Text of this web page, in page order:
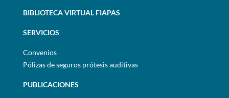
BIBLIOTECA VIRTUAL FIAPAS
SERVICIOS
Convenios
Pólizas de seguros prótesis auditivas
PUBLICACIONES